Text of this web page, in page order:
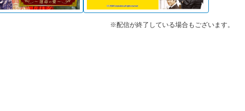
※配信が終了している場合もございます。